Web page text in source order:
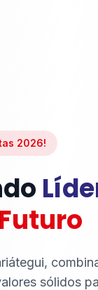
2026!
Futuro
sólidos